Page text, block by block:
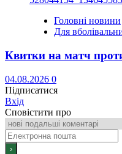
Головні новини
Для
Квитки на матч
04.08.2026 0
Підписатися
Вхід
Сповістити про